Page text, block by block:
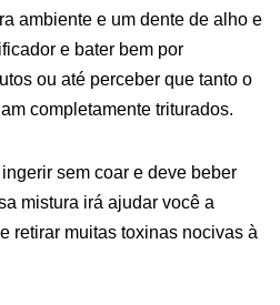
ambiente e um dente de alho e
e bater bem por
ou até perceber que tanto o
completamente triturados.
sem coar e deve beber
mistura irá ajudar você a
retirar muitas toxinas nocivas à